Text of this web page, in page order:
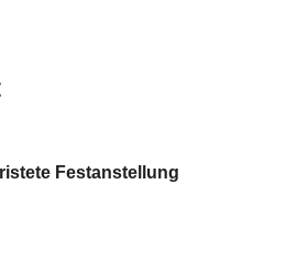
Festanstellung